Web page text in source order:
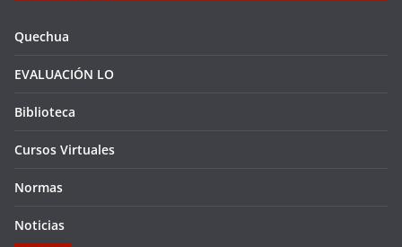
Quechua
EVALUACIÓN LO
Biblioteca
Cursos Virtuales
Normas
Noticias